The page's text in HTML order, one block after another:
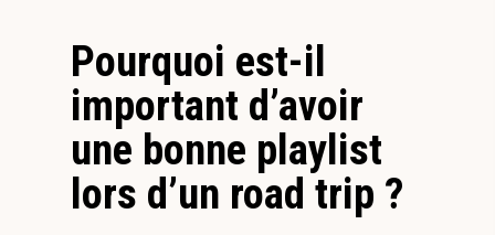
Pourquoi est-il
important d’avoir
une bonne playlist
lors d’un road trip ?